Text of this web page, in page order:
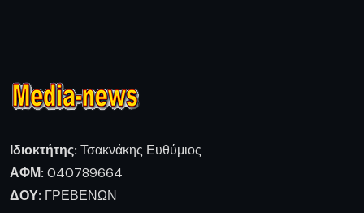
Ιδιοκτήτης: Τσακνάκης Ευθύμιος
ΑΦΜ: 040789664
ΔΟΥ: ΓΡΕΒΕΝΩΝ